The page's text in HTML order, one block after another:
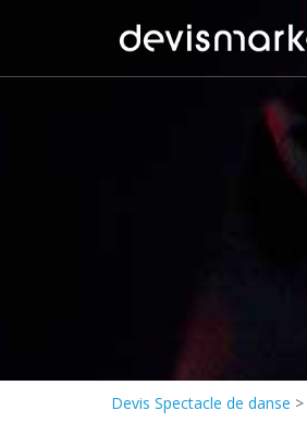
Devis Spectacle de danse >